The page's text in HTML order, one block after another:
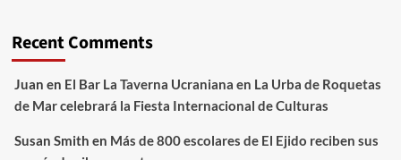
Recent Comments
Juan en El Bar La Taverna Ucraniana en La Urba de Roquetas
de Mar celebrará la Fiesta Internacional de Culturas
Susan Smith en Más de 800 escolares de El Ejido reciben sus